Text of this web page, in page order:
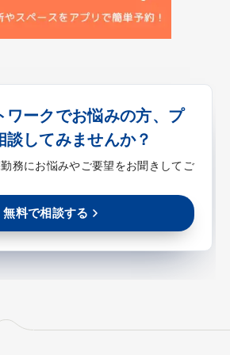
ワークでお悩みの方、プ
談してみませんか？
務にお悩みやご要望をお聞きしてご
無料で相談する